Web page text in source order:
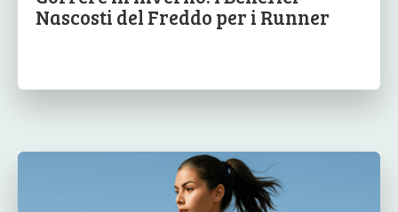
Nascosti del Freddo per i Runner